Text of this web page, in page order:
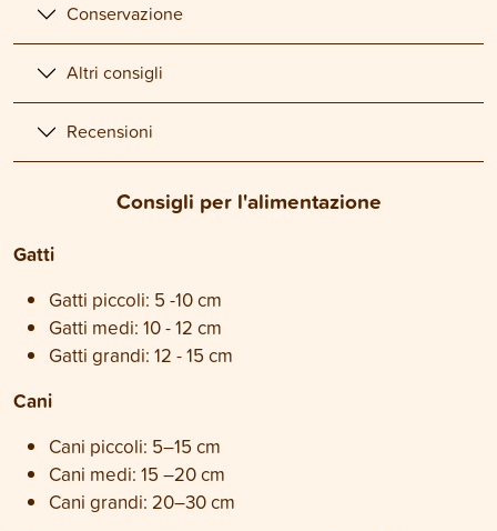
Conservazione
Altri consigli
Recensioni
Consigli per l'alimentazione
Gatti
Gatti piccoli: 5 -10 cm
Gatti medi: 10 - 12 cm
Gatti grandi: 12 - 15 cm
Cani
Cani piccoli: 5–15 cm
Cani medi: 15 –20 cm
Cani grandi: 20–30 cm